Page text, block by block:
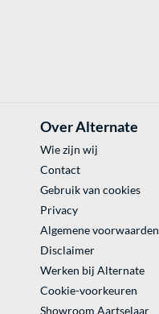
Over Alternate
Wie zijn wij
Contact
Gebruik van cookies
Privacy
Algemene voorwaarden
Disclaimer
Werken bij Alternate
Cookie-voorkeuren
Showroom Aartselaar